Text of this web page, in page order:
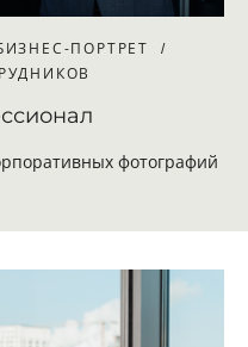
ПОРТРЕТ
фотографий